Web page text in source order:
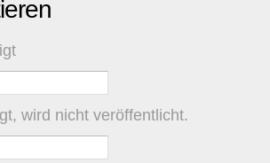
wird nicht veröffentlicht.